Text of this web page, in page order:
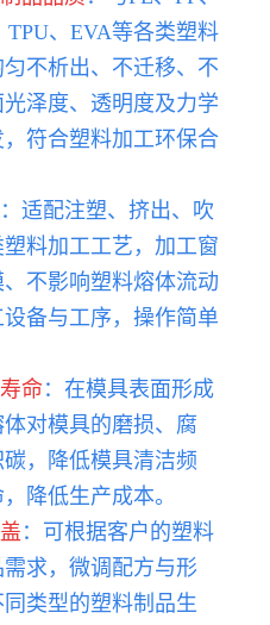
TPU、EVA等各类塑料
不析出、不迁移、不
泽度、透明度及力学
符合塑料加工环保合
：适配注塑、挤出、吹
料加工工艺，加工窗
不影响塑料熔体流动
备与工序，操作简单
命：在模具表面形成
对模具的磨损、腐
，降低模具清洁频
降低生产成本。
：可根据客户的塑料
求，微调配方与形
类型的塑料制品生